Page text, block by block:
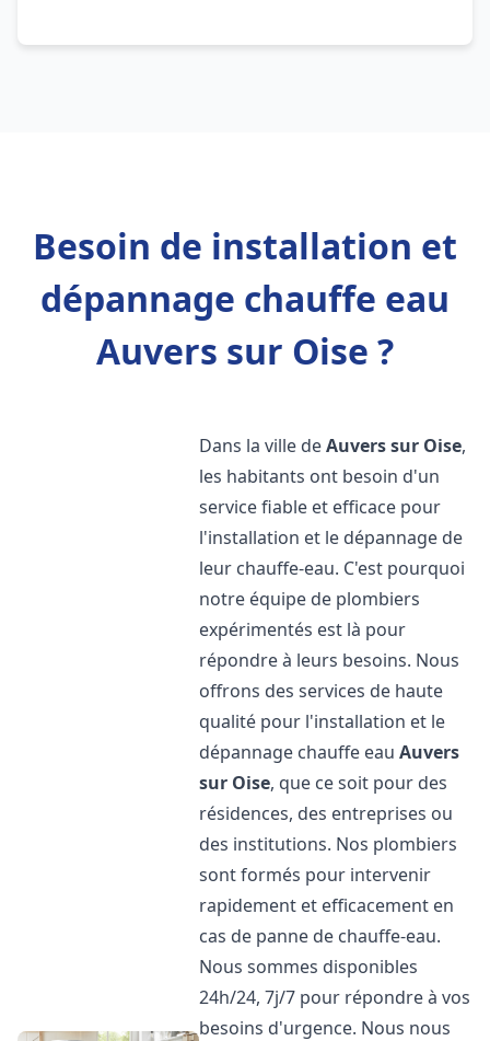
Besoin de installation et
dépannage chauffe eau
Auvers sur Oise ?
Dans la ville deAuvers sur Oise,
les habitants ont besoin d'un
service fiable et efficace pour
l'installation et le dépannage de
leur chauffe-eau. C'est pourquoi
notre équipe de plombiers
expérimentés est là pour
répondre à leurs besoins. Nous
offrons des services de haute
qualité pour l'installation et le
dépannage chauffe eauAuvers
sur Oise, que ce soit pour des
résidences, des entreprises ou
des institutions. Nos plombiers
sont formés pour intervenir
rapidement et efficacement en
cas de panne de chauffe-eau.
Nous sommes disponibles
24h/24, 7j/7 pour répondre à vos
besoins d'urgence. Nous nous